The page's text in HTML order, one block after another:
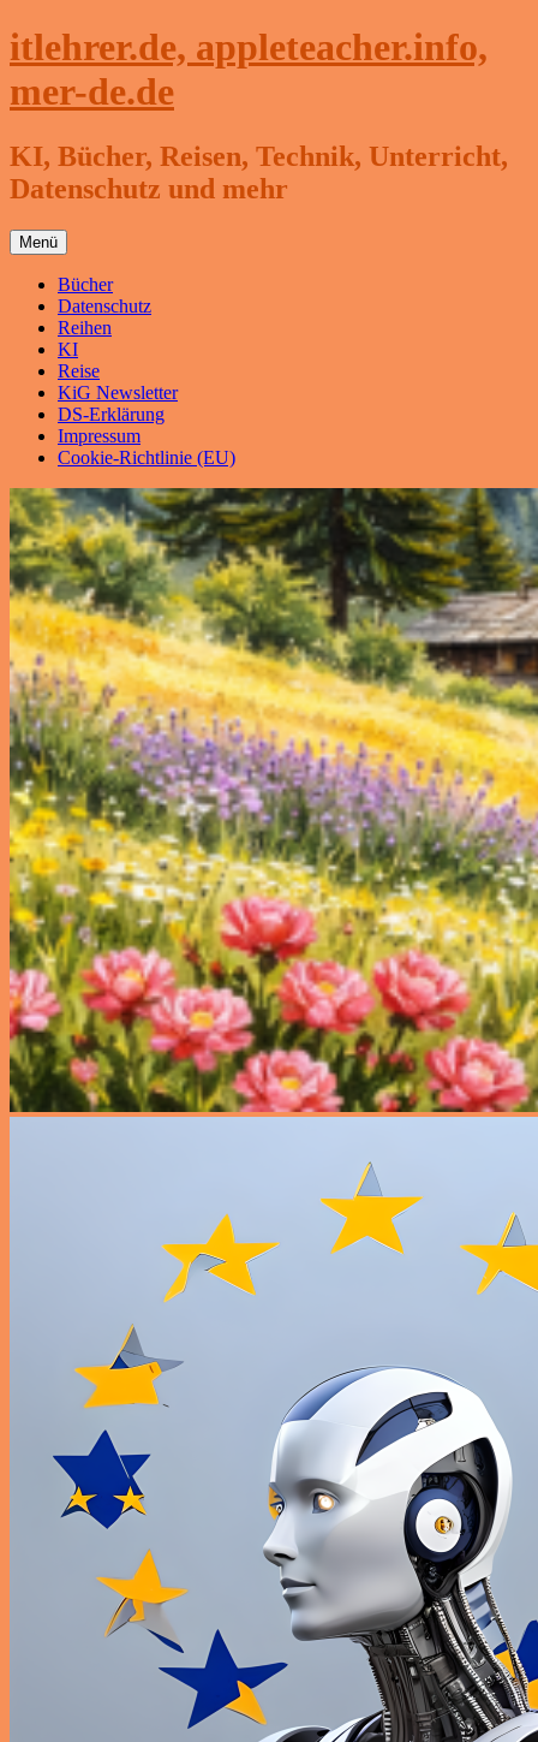
Zum
Inhalt
itlehrer.de, appleteacher.info,
mer-de.de
KI, Bücher, Reisen, Technik, Unterricht,
Datenschutz und mehr
Menü
Bücher
Datenschutz
Reihen
KI
Reise
KiG Newsletter
DS-Erklärung
Impressum
Cookie-Richtlinie (EU)